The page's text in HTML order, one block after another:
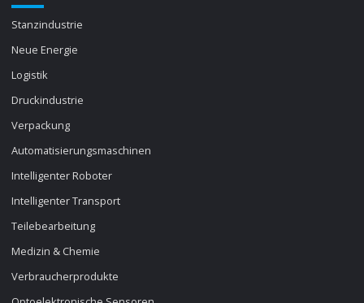
Stanzindustrie
Neue Energie
Logistik
Druckindustrie
Verpackung
Automatisierungsmaschinen
Intelligenter Roboter
Intelligenter Transport
Teilebearbeitung
Medizin & Chemie
Verbraucherprodukte